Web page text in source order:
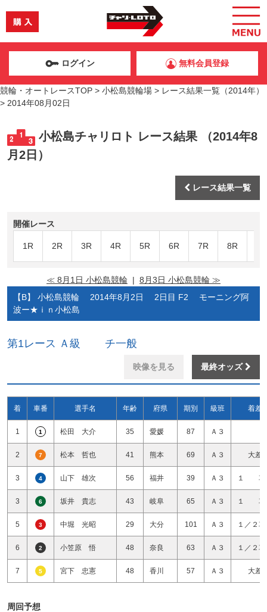
ログイン 無料会員登録
競輪・オートレースTOP > 小松島競輪場 > レース結果一覧（2014年）
> 2014年08月02日
小松島チャリロト レース結果 （2014年8
月2日）
レース結果一覧
開催レース
1R 2R 3R 4R 5R 6R 7R 8R
≪ 8月1日 小松島競輪 | 8月3日 小松島競輪 ≫
【B】 小松島競輪 2014年8月2日 2日目 F2 モーニング阿
波ー★ｉｎ小松島
第1レース Ａ級 チ一般
映像を見る 最終オッズ
着 車番 選手名 年齢 府県 期別 級班 着差
1 1 松田 大介 35 愛媛 87 Ａ３
2 7 松本 哲也 41 熊本 69 Ａ３ 大差
3 4 山下 雄次 56 福井 39 Ａ３ １ 車
3 6 坂井 貴志 43 岐阜 65 Ａ３ １ 車
5 3 中堀 光昭 29 大分 101 Ａ３ １／２
6 2 小笠原 悟 48 奈良 63 Ａ３ １／２
7 5 宮下 忠憲 48 香川 57 Ａ３ 大差
周回予想